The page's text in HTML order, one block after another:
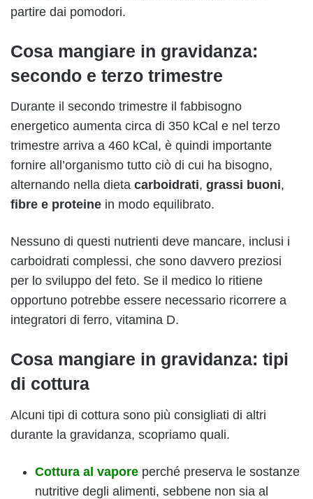
partire dai pomodori.
Cosa mangiare in gravidanza:
secondo e terzo trimestre
Durante il secondo trimestre il fabbisogno
energetico aumenta circa di 350 kCal e nel terzo
trimestre arriva a 460 kCal, è quindi importante
fornire all’organismo tutto ciò di cui ha bisogno,
alternando nella dieta carboidrati, grassi buoni,
fibre e proteine in modo equilibrato.
Nessuno di questi nutrienti deve mancare, inclusi i
carboidrati complessi, che sono davvero preziosi
per lo sviluppo del feto. Se il medico lo ritiene
opportuno potrebbe essere necessario ricorrere a
integratori di ferro, vitamina D.
Cosa mangiare in gravidanza: tipi
di cottura
Alcuni tipi di cottura sono più consigliati di altri
durante la gravidanza, scopriamo quali.
Cottura al vapore perché preserva le sostanze
nutritive degli alimenti, sebbene non sia al